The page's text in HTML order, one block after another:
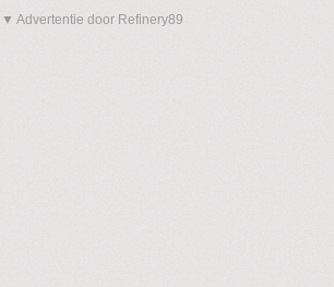
▼ Advertentie door Refinery89